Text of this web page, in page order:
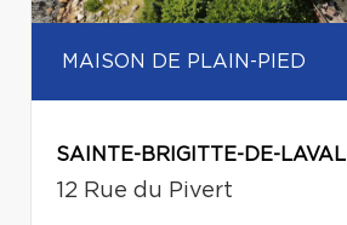
MAISON DE PLAIN-PIED
SAINTE-BRIGITTE-DE-LAVAL
12 Rue du Pivert